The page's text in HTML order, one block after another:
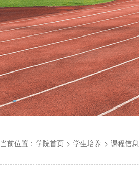
当前位置： 学院首页 > 学生培养 > 课程信息